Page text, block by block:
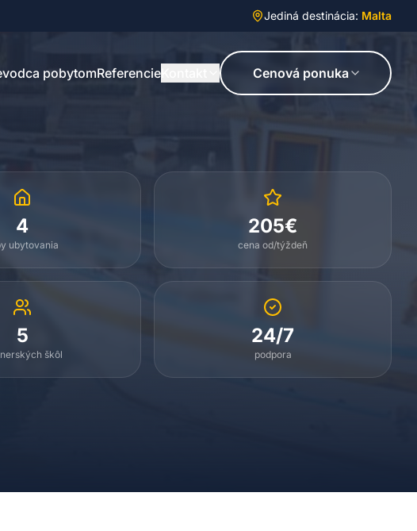
Jediná destinácia: Malta
pobytomReferencie Cenová ponuka
4
ubytovania
205€
cena od/týždeň
5
škôl
24/7
podpora